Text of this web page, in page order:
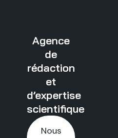
Agence
de
rédaction
et
d’expertise
scientifique
Nous